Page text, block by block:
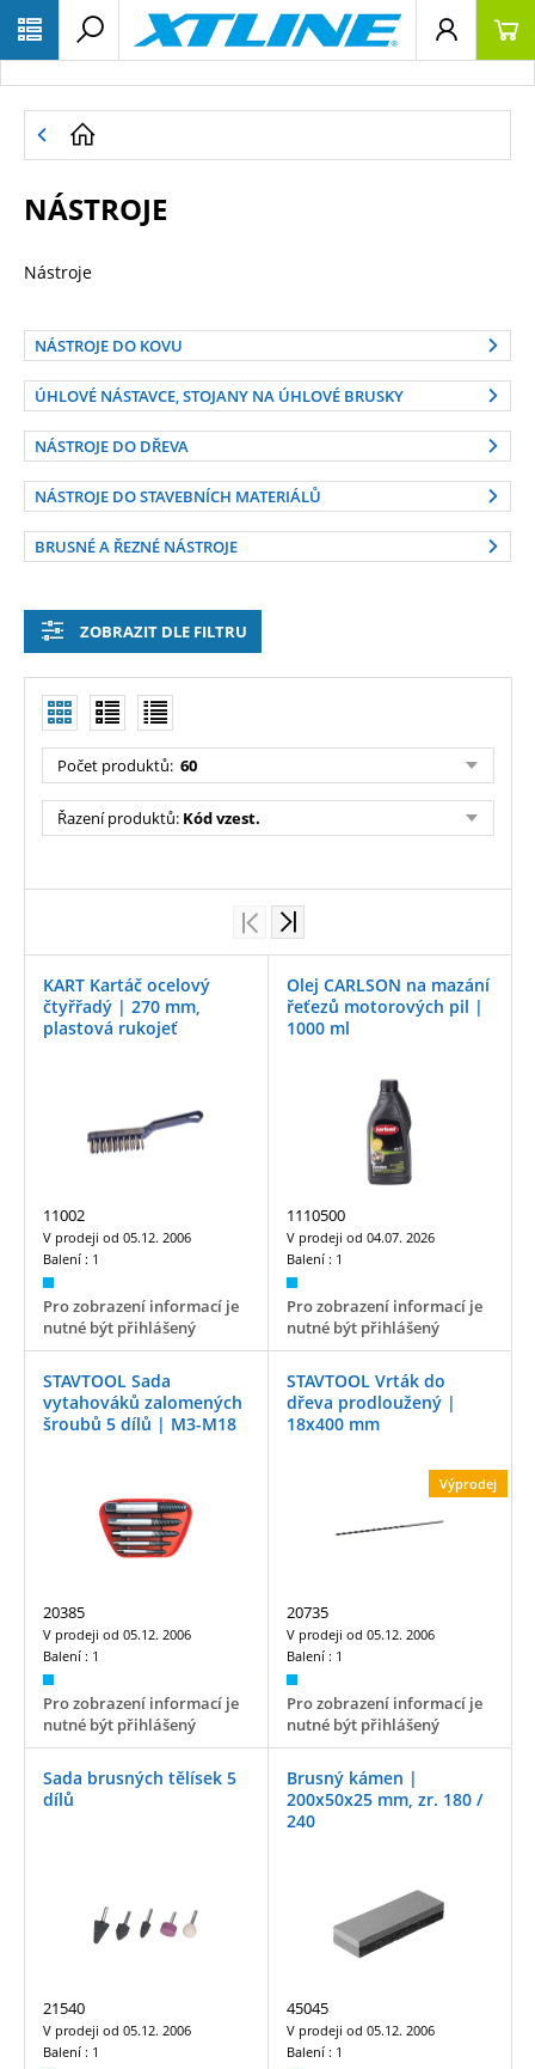
NÁSTROJE
Nástroje
NÁSTROJE DO KOVU
ÚHLOVÉ NÁSTAVCE, STOJANY NA ÚHLOVÉ BRUSKY
NÁSTROJE DO DŘEVA
NÁSTROJE DO STAVEBNÍCH MATERIÁLŮ
BRUSNÉ A ŘEZNÉ NÁSTROJE
ZOBRAZIT DLE FILTRU
Počet produktů: 60
Řazení produktů: Kód vzest.
KART Kartáč ocelový
čtyřřadý | 270 mm,
plastová rukojeť
11002
V prodeji od 05.12. 2006
Balení : 1
Pro zobrazení informací je
nutné být přihlášený
Olej CARLSON na mazání
řeťezů motorových pil |
1000 ml
1110500
V prodeji od 04.07. 2026
Balení : 1
Pro zobrazení informací je
nutné být přihlášený
STAVTOOL Sada
vytahováků zalomených
šroubů 5 dílů | M3-M18
20385
V prodeji od 05.12. 2006
Balení : 1
Pro zobrazení informací je
nutné být přihlášený
STAVTOOL Vrták do
dřeva prodloužený |
18x400 mm
Výprodej
20735
V prodeji od 05.12. 2006
Balení : 1
Pro zobrazení informací je
nutné být přihlášený
Sada brusných tělísek 5
dílů
21540
V prodeji od 05.12. 2006
Balení : 1
Brusný kámen |
200x50x25 mm, zr. 180 /
240
45045
V prodeji od 05.12. 2006
Balení : 1